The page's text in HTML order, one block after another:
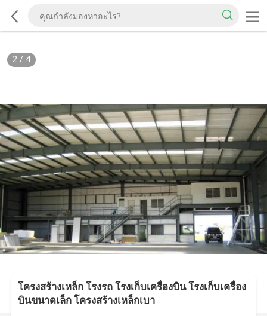
2/ 4
โครงสร้างเหล็ก โรงรถ โรงเก็บเครื่องบิน โรงเก็บเครื่อง
บินขนาดเล็ก โครงสร้างเหล็กเบา